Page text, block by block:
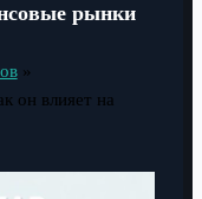
рынки
он влияет на